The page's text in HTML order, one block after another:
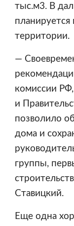
тыс.м3. В
планируется
территории.
—
комиссии
и
позволило
дома и
группы,
Ставицкий.
Еще одна